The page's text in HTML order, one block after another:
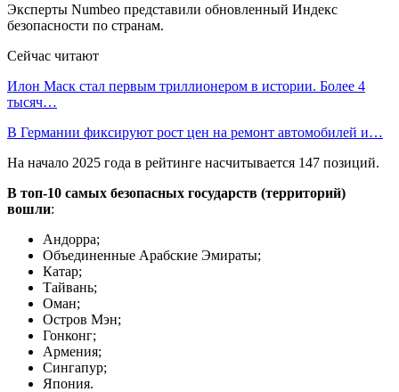
Эксперты Numbeo представили обновленный Индекс
безопасности по странам.
Сейчас читают
Илон Маск стал первым триллионером в истории. Более 4
тысяч…
В Германии фиксируют рост цен на ремонт автомобилей и…
На начало 2025 года в рейтинге насчитывается 147 позиций.
В топ-10 самых безопасных государств (территорий)
вошли:
Андорра;
Объединенные Арабские Эмираты;
Катар;
Тайвань;
Оман;
Остров Мэн;
Гонконг;
Армения;
Сингапур;
Япония.